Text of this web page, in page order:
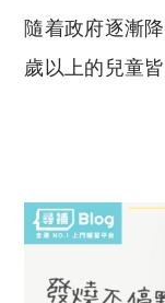
隨着政府逐漸
歲以上的兒童